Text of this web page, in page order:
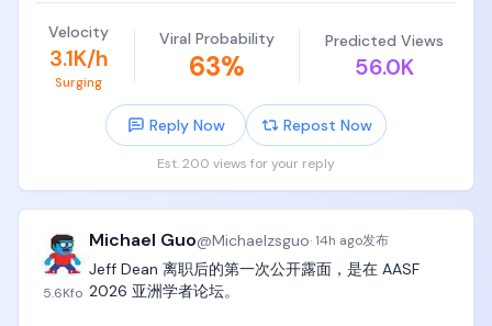
哪都能用，包括在Claude Code里面。
为了庆祝这个，
也因为我哪也不去……
Codex的使用限额。
大家玩得开心。"
我看到这直接笑出声哈哈哈哈哈，
这哪是吵架啊，
分明是花式秀肌肉！
你挖我是吧？
我不去。
你说你们支持跑别家模型是吧？
Velocity
3.1K/h
Surging
Viral Probability
63%
Predicted Views
56.0K
Reply Now Repost Now
Est. 200 views for your reply
5.6Kfo
Michael Guo@Michaelzsguo·14h ago发布
Jeff Dean 离职后的第一次公开露面，是在 AASF
2026 亚洲学者论坛。